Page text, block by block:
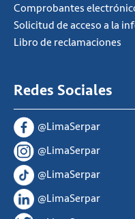
Comprobantes
Solicitud de acceso a la
Libro de reclamaciones
Redes Sociales
@LimaSerpar
@LimaSerpar
@LimaSerpar
@LimaSerpar